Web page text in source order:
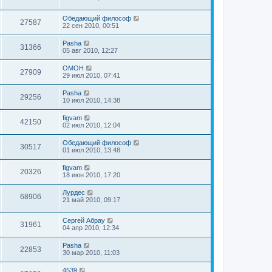
27587
Обедающий философ
22 сен 2010, 00:51
31366
Pasha
05 авг 2010, 12:27
27909
OMOH
29 июл 2010, 07:41
29256
Pasha
10 июл 2010, 14:38
42150
figvam
02 июл 2010, 12:04
30517
Обедающий философ
01 июл 2010, 13:48
20326
figvam
18 июн 2010, 17:20
68906
Лурдес
21 май 2010, 09:17
31961
Сергей Абрау
04 апр 2010, 12:34
22853
Pasha
30 мар 2010, 11:03
4539